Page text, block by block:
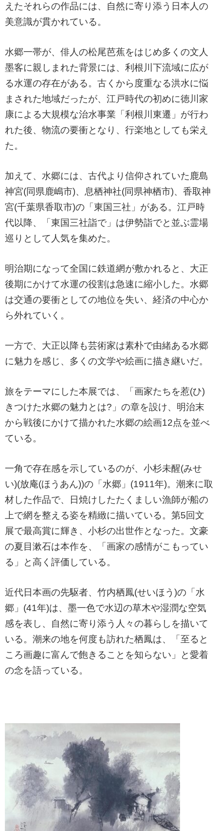
えたそれらの作品には、自然に寄り添う日本人の
美意識が貫かれている。
水郷一帯が、俳人の松尾芭蕉をはじめ多くの文人
墨客に親しまれた背景には、利根川下流域に広が
る水運の存在がある。古くから度重なる洪水に悩
まされた地域だったが、江戸時代の初めに徳川家
康による大規模な治水事業「利根川東遷」が行わ
れた後、物流の要衝となり、行楽地としても栄え
た。
加えて、水郷には、古代より信仰されていた鹿島
神宮(同県鹿嶋市)、息栖神社(同県神栖市)、香取神
宮(千葉県香取市)の「東国三社」がある。江戸時
代以降、「東国三社詣で」は伊勢詣でと並ぶ霊場
巡りとして人気を集めた。
明治期になって全国に鉄道網が敷かれると、大正
後期にかけて水運の役割は急速に縮小した。水郷
は交通の要衝としての地位を失い、経済の中心か
ら外れていく。
一方で、大正以降も芸術家は素朴で由緒ある水郷
に魅力を感じ、多くの文学や絵画に描き継いだ。
旅をテーマにした本展では、「画家たちを惹(ひ)
きつけた水郷の魅力とは?」の章を設け、明治末
から戦後にかけて描かれた水郷の絵画12点を並べ
ている。
一角で存在感を示しているのが、小杉未醒(みせ
い)(放庵(ほうあん))の「水郷」(1911年)。潮来に取
材した作品で、日焼けしたたくましい漁師が船の
上で網を整える姿を精緻に描いている。第5回文
展で最高賞に輝き、小杉の出世作となった。文豪
の夏目漱石は本作を、「画家の感情がこもってい
る」と高く評価している。
近代日本画の先駆者、竹内栖鳳(せいほう)の「水
郷」(41年)は、墨一色で水辺の草木や湿潤な空気
感を表し、自然に寄り添う人々の暮らしを描いて
いる。潮来の地を何度も訪れた栖鳳は、「至ると
ころ画趣に富んで飽きることを知らない」と愛着
の念を語っている。